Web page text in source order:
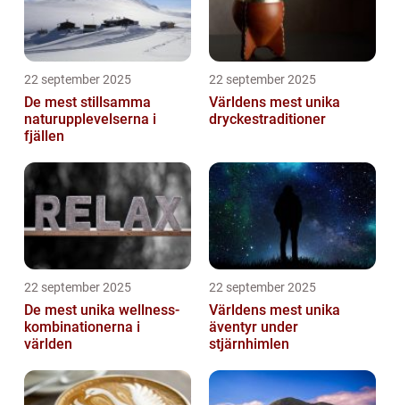
22 september 2025
De mest stillsamma
naturupplevelserna i
fjällen
22 september 2025
Världens mest unika
dryckestraditioner
22 september 2025
De mest unika wellness-
kombinationerna i
världen
22 september 2025
Världens mest unika
äventyr under
stjärnhimlen